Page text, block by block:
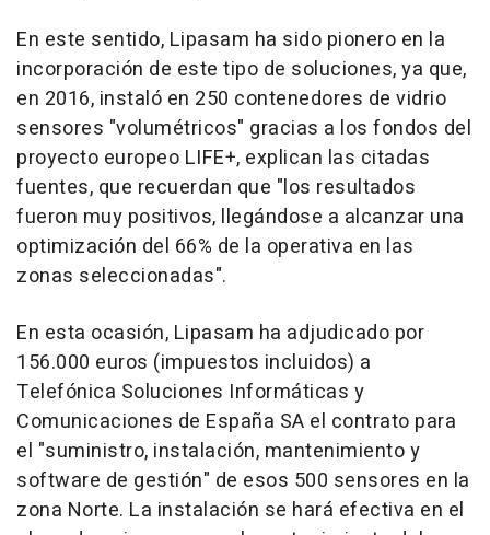
En este sentido, Lipasam ha sido pionero en la
incorporación de este tipo de soluciones, ya que,
en 2016, instaló en 250 contenedores de vidrio
sensores "volumétricos" gracias a los fondos del
proyecto europeo LIFE+, explican las citadas
fuentes, que recuerdan que "los resultados
fueron muy positivos, llegándose a alcanzar una
optimización del 66% de la operativa en las
zonas seleccionadas".
En esta ocasión, Lipasam ha adjudicado por
156.000 euros (impuestos incluidos) a
Telefónica Soluciones Informáticas y
Comunicaciones de España SA el contrato para
el "suministro, instalación, mantenimiento y
software de gestión" de esos 500 sensores en la
zona Norte. La instalación se hará efectiva en el